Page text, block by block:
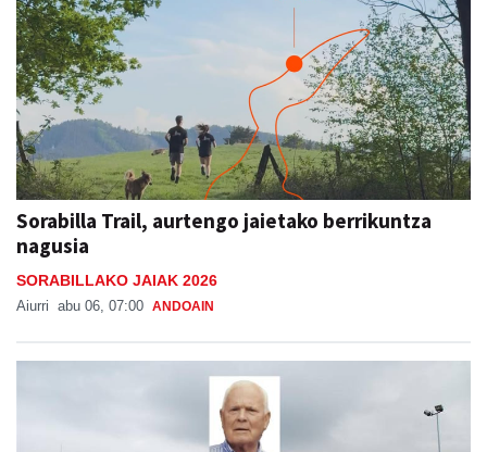
Sorabilla Trail, aurtengo jaietako berrikuntza
nagusia
SORABILLAKO JAIAK 2026
Aiurri abu 06, 07:00 ANDOAIN